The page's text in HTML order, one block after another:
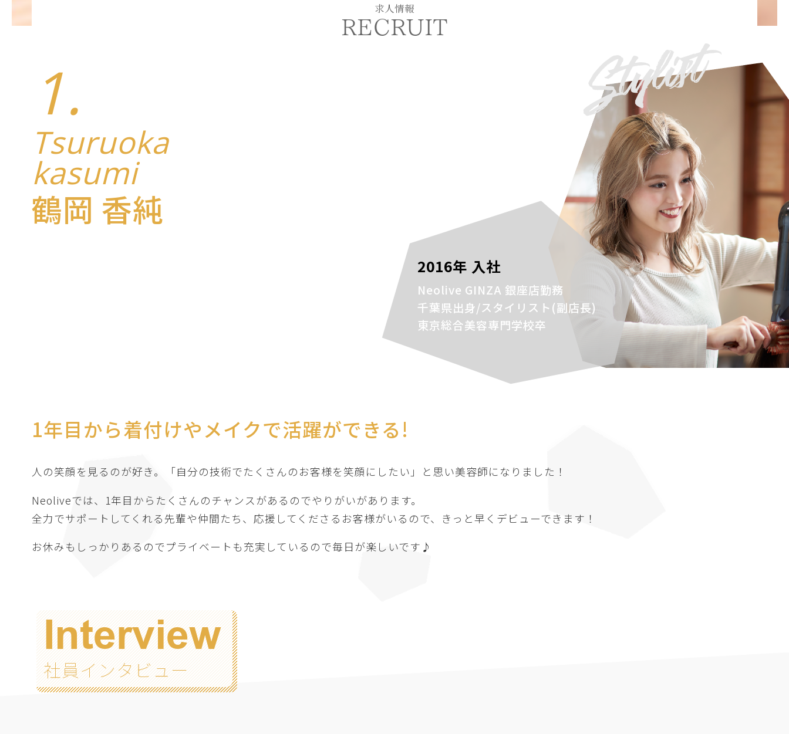
求人情報
RECRUIT
1.
Tsuruoka
kasumi
鶴岡 香純
Stylist
2016年 入社
Neolive GINZA 銀座店勤務
千葉県出身/スタイリスト(副店長)
東京総合美容専門学校卒
1年目から着付けやメイクで活躍ができる!
人の笑顔を見るのが好き。「自分の技術でたくさんのお客様を笑顔にしたい」と思い美容師になりました！
Neoliveでは、1年目からたくさんのチャンスがあるのでやりがいがあります。
全力でサポートしてくれる先輩や仲間たち、応援してくださるお客様がいるので、きっと早くデビューできます！
お休みもしっかりあるのでプライベートも充実しているので毎日が楽しいです♪
Interview
社員インタビュー